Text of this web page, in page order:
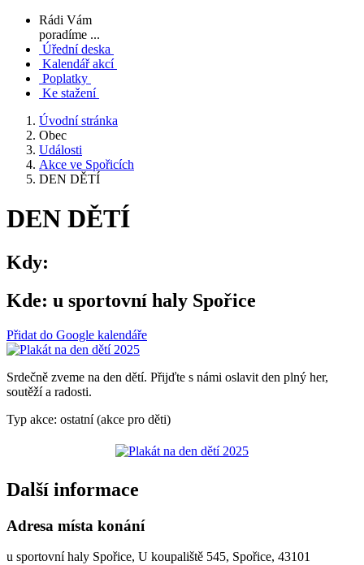
Rádi Vám
poradíme ...
Úřední deska
Kalendář akcí
Poplatky
Ke stažení
Úvodní stránka
Obec
Události
Akce ve Spořicích
DEN DĚTÍ
DEN DĚTÍ
Kdy:
Kde: u sportovní haly Spořice
Přidat do Google kalendáře
Srdečně zveme na den dětí. Přijďte s námi oslavit den plný her,
soutěží a radosti.
Typ akce: ostatní (akce pro děti)
Další informace
Adresa místa konání
u sportovní haly Spořice, U koupaliště 545, Spořice, 43101